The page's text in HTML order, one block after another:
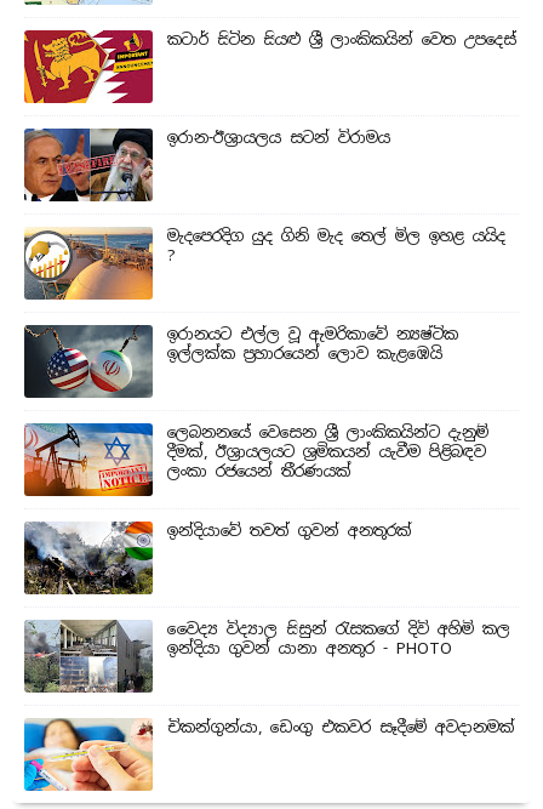
කටාර් සිටින සියළු ශ්‍රී ලාංකිකයින් වෙත උපදෙස්
ඉරාන-ඊශ්‍රායලය සටන් විරාමය
මැදපෙරදිග යුද ගිනි මැද තෙල් මිල ඉහළ යයිද
?
ඉරානයට එල්ල වූ ඇමරිකාවේ න්‍යෂ්ටික
ඉල්ලක්ක ප්‍රහාරයෙන් ලොව කැළඹෙයි
ලෙබනනයේ වෙසෙන ශ්‍රී ලාංකිකයින්ට දැනුම්
දීමක්, ඊශ්‍රායලයට ශ්‍රමිකයන් යැවීම පිළිබඳව
ලංකා රජයෙන් තීරණයක්
ඉන්දියාවේ තවත් ගුවන් අනතුරක්
වෛද්‍ය විද්‍යාල සිසුන් ‍රැසකගේ දිවි අහිමි කල
ඉන්දියා ගුවන් යානා අනතුර - PHOTO
චිකන්ගුන්යා, ඩෙංගු එකවර සෑදීමේ අවදානමක්